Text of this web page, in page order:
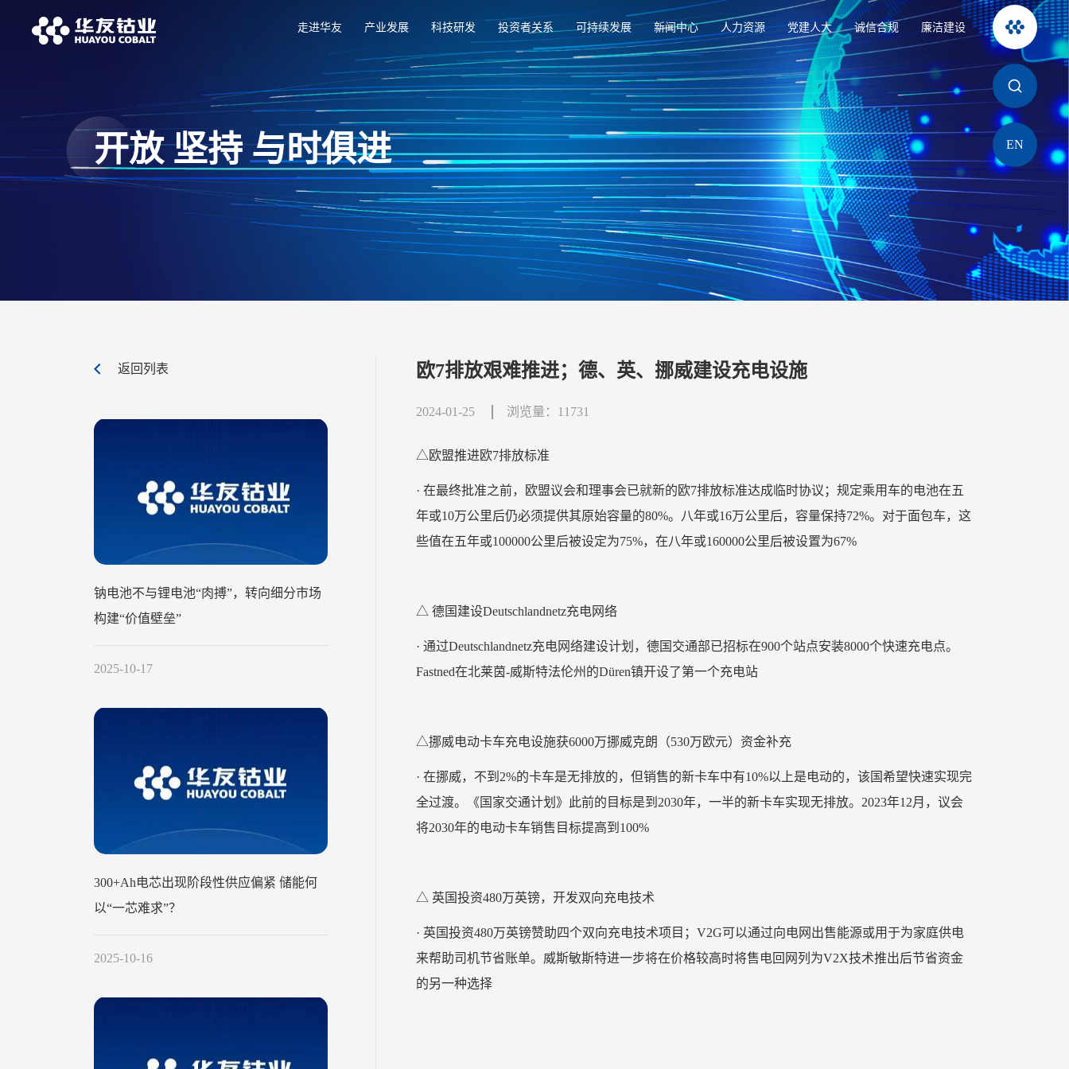
走进华友 产业发展 科技研发 投资者关系 可持续发展 新闻中心 人力资源 党建人大 诚信合规 廉洁建设
EN
开放 坚持 与时俱进
返回列表
钠电池不与锂电池“肉搏”，转向细分市场
构建“价值壁垒”
2025-10-17
300+Ah电芯出现阶段性供应偏紧 储能何
以“一芯难求”？
2025-10-16
欧7排放艰难推进；德、英、挪威建设充电设施
2024-01-25 浏览量：11731
△欧盟推进欧7排放标准
· 在最终批准之前，欧盟议会和理事会已就新的欧7排放标准达成临时协议；规定乘用车的电池在五
年或10万公里后仍必须提供其原始容量的80%。八年或16万公里后，容量保持72%。对于面包车，这
些值在五年或100000公里后被设定为75%，在八年或160000公里后被设置为67%
△ 德国建设Deutschlandnetz充电网络
· 通过Deutschlandnetz充电网络建设计划，德国交通部已招标在900个站点安装8000个快速充电点。
Fastned在北莱茵-威斯特法伦州的Düren镇开设了第一个充电站
△挪威电动卡车充电设施获6000万挪威克朗（530万欧元）资金补充
· 在挪威，不到2%的卡车是无排放的，但销售的新卡车中有10%以上是电动的，该国希望快速实现完
全过渡。《国家交通计划》此前的目标是到2030年，一半的新卡车实现无排放。2023年12月，议会
将2030年的电动卡车销售目标提高到100%
△ 英国投资480万英镑，开发双向充电技术
· 英国投资480万英镑赞助四个双向充电技术项目；V2G可以通过向电网出售能源或用于为家庭供电
来帮助司机节省账单。威斯敏斯特进一步将在价格较高时将售电回网列为V2X技术推出后节省资金
的另一种选择